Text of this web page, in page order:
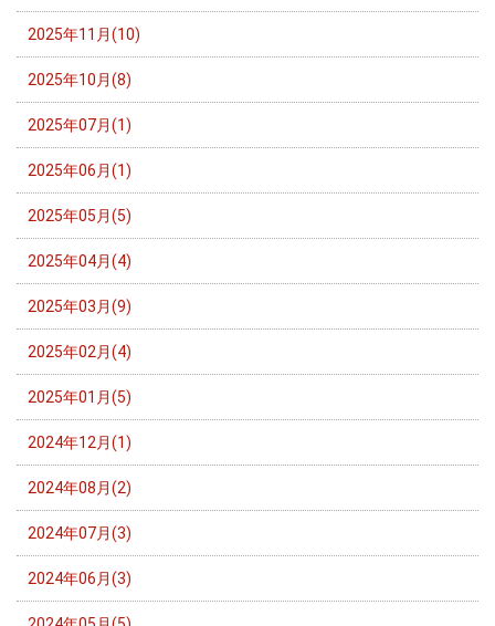
2025年11月(10)
2025年10月(8)
2025年07月(1)
2025年06月(1)
2025年05月(5)
2025年04月(4)
2025年03月(9)
2025年02月(4)
2025年01月(5)
2024年12月(1)
2024年08月(2)
2024年07月(3)
2024年06月(3)